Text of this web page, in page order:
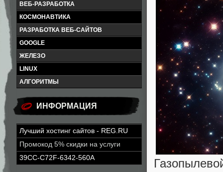
ВЕБ-РАЗРАБОТКА
КОСМОНАВТИКА
РАЗРАБОТКА ВЕБ-САЙТОВ
GOOGLE
ЖЕЛЕЗО
LINUX
АЛГОРИТМЫ
ИНФОРМАЦИЯ
Лучший хостинг сайтов - REG.RU
Промокод 5% скидки на услуги
39CC-C72F-6342-560A